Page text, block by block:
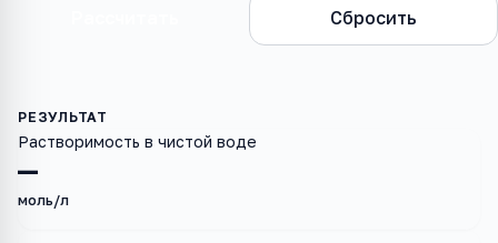
Сбросить
—
Растворимость в чистой воде
моль/л